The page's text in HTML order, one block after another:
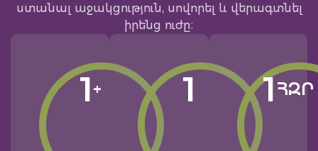
ստանալ աջակցություն, սովորել և վերագտնել
իրենց ուժը։
1+ 1 1ՀԶՐ